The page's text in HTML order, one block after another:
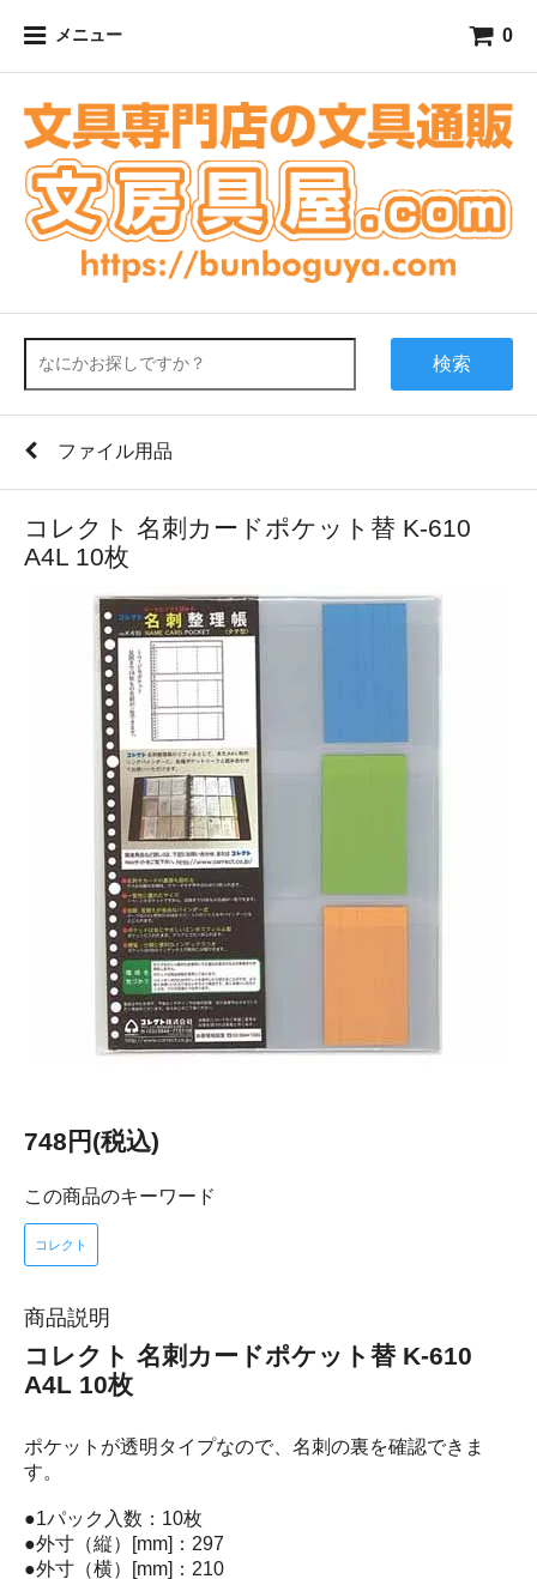
メニュー 0
検索
ファイル用品
コレクト 名刺カードポケット替 K-610
A4L 10枚
748円(税込)
この商品のキーワード
コレクト
商品説明
コレクト 名刺カードポケット替 K-610
A4L 10枚
ポケットが透明タイプなので、名刺の裏を確認できま
す。
●1パック入数：10枚
●外寸（縦）[mm]：297
●外寸（横）[mm]：210